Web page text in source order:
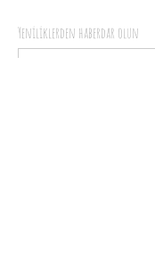
Yeniliklerden haberdar olun